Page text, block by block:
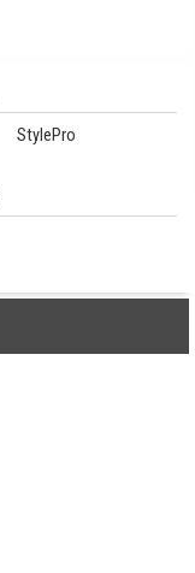
StylePro